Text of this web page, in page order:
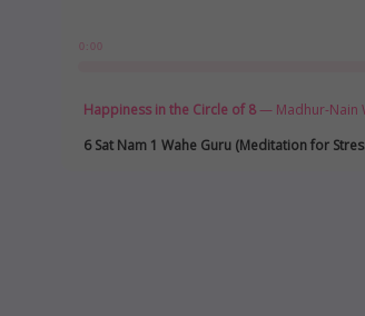
0:00
Happiness in the Circle of 8— Madhur-Nain
6 Sat Nam 1 Wahe Guru (Meditation for